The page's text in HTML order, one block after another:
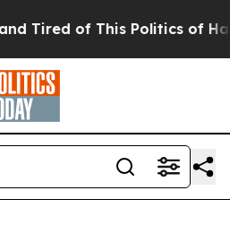
of This Politics of